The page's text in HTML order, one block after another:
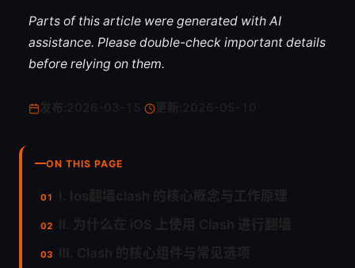
Parts of this article were generated with AI
assistance. Please double-check important details
before relying on them.
更新:
ON THIS PAGE